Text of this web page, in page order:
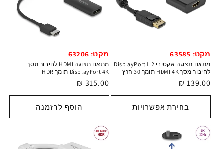
מקט: 63585
מתאם תצוגה אקטיבי DisplayPort 1.2
לחיבור מסך HDMI 4K תומך 30 הרץ
מחיר
רגיל
139.00 ₪
בחירת אפשרויות
מקט: 63206
מתאם תצוגה HDMI לחיבור מסך
DisplayPort 4K תומך HDR
מחיר
רגיל
315.00 ₪
הוסף להזמנה